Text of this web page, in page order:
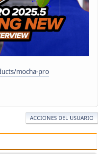
mocha-pro
ACCIONES DEL USUARIO